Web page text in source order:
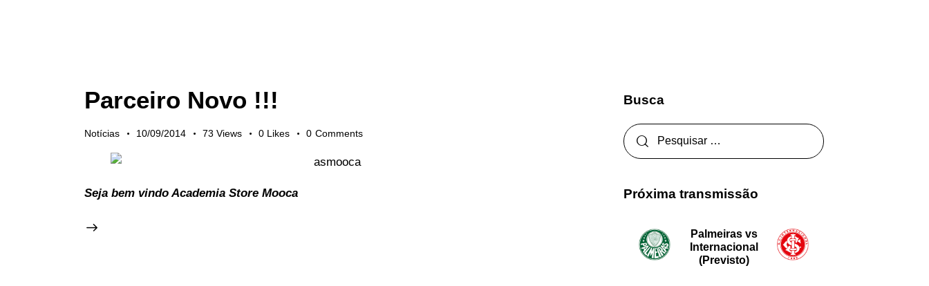
Parceiro Novo !!!
Notícias 10/09/2014 73 Views 0 Likes 0 Comments
Seja bem vindo Academia Store Mooca
Busca
Próxima transmissão
Palmeiras vs
Internacional
(Previsto)